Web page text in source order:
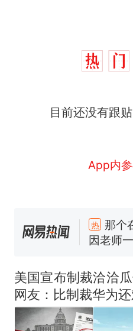
目前还没有跟
App内
因老师
人生
新 搬家
眼了……
佛山一
试前13
已叫停
核查
空调24
电力部
美国宣布制裁洽洽
网友：比制裁华为